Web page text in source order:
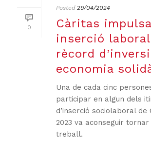
0
Posted 29/04/2024
Càritas
inserció
rècord
economia
Una de cada cinc
participar en algun dels
d’inserció sociolaboral de
2023 va aconseguir
treball.